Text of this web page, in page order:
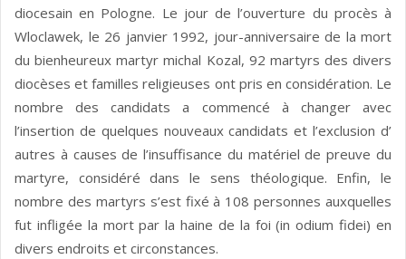
diocesain en Pologne. Le jour de l’ouverture du procès à
Wloclawek, le 26 janvier 1992, jour-anniversaire de la mort
du bienheureux martyr michal Kozal, 92 martyrs des divers
diocèses et familles religieuses ont pris en considération. Le
nombre des candidats a commencé à changer avec
l’insertion de quelques nouveaux candidats et l’exclusion d’
autres à causes de l’insuffisance du matériel de preuve du
martyre, considéré dans le sens théologique. Enfin, le
nombre des martyrs s’est fixé à 108 personnes auxquelles
fut infligée la mort par la haine de la foi (in odium fidei) en
divers endroits et circonstances.